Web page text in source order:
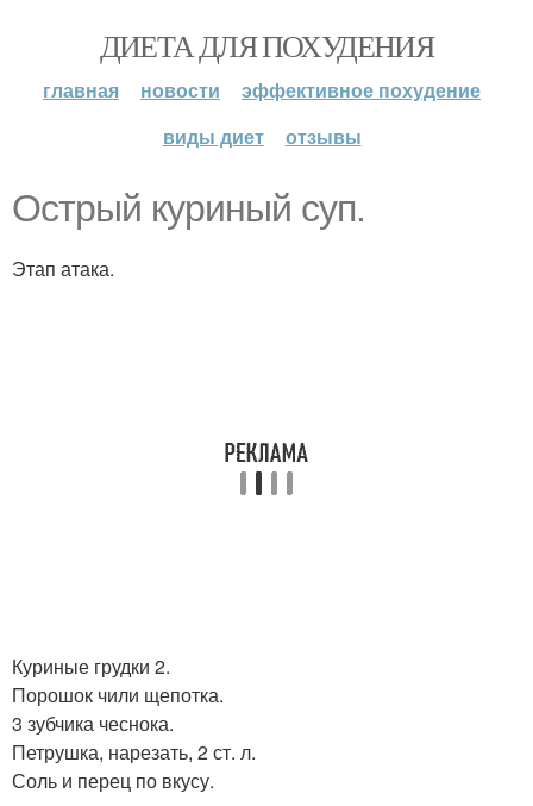
ДИЕТА ДЛЯ ПОХУДЕНИЯ
главная новости
эффективное похудение
виды диет
отзывы
Острый куриный суп.
Этап атака.
Куриные грудки 2.
Порошок чили щепотка.
3 зубчика чеснока.
Петрушка, нарезать, 2 ст. л.
Соль и перец по вкусу.